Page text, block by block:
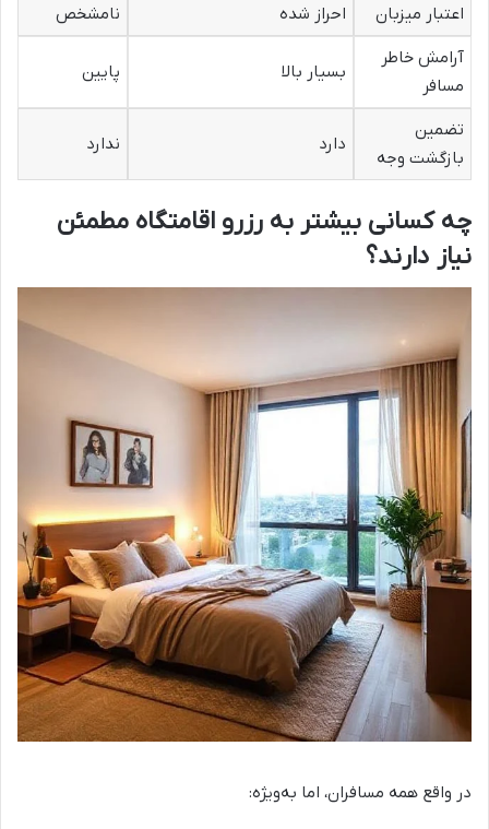
اعتبار میزبان احراز شده
نامشخص
آرامش خاطر
مسافر
بسیار بالا پایین
تضمین
بازگشت وجه
دارد ندارد
چه کسانی بیشتر به رزرو اقامتگاه مطمئن
نیاز دارند؟
در واقع همه مسافران، اما به‌ویژه: